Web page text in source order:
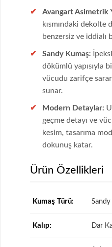
Avangart Asimetrik
kısmındaki dekolte
benzersiz ve iddialı
Sandy Kumaş:
dökümlü yapısıyla
vücudu zarifçe
sunar.
Modern Detaylar:
geçme detayı ve
kesim, tasarıma
dokunuş katar.
Ürün Özellikleri
Kumaş Türü:
Kalıp: Dar